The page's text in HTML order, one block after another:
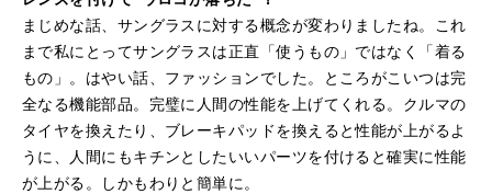
まじめな話、サングラスに対する概念が変わりましたね。これ
まで私にとってサングラスは正直「使うもの」ではなく「着る
もの」。はやい話、ファッションでした。ところがこいつは完
全なる機能部品。完璧に人間の性能を上げてくれる。クルマの
タイヤを換えたり、ブレーキパッドを換えると性能が上がるよ
うに、人間にもキチンとしたいいパーツを付けると確実に性能
が上がる。しかもわりと簡単に。